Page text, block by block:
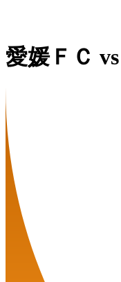
愛媛ＦＣ vs